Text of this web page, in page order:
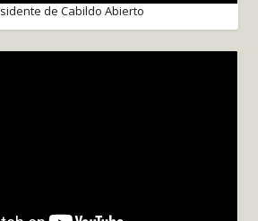
de Cabildo Abierto